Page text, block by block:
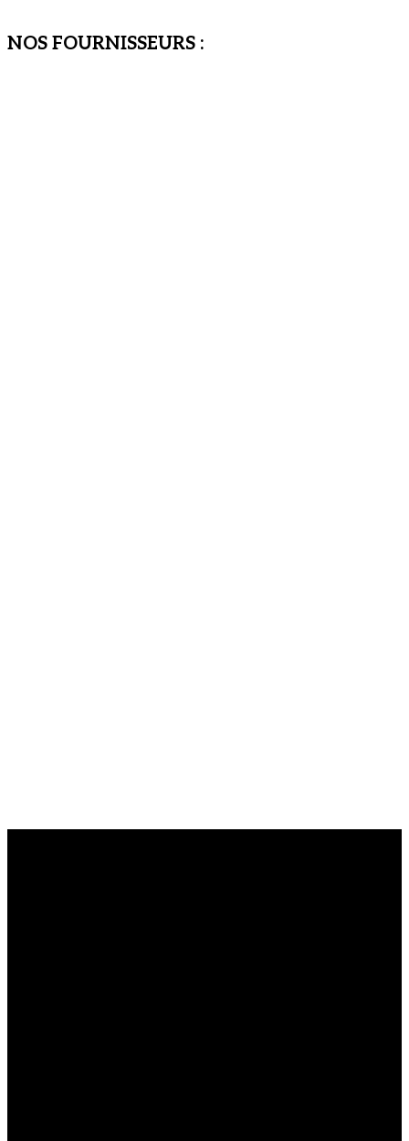
NOS FOURNISSEURS :